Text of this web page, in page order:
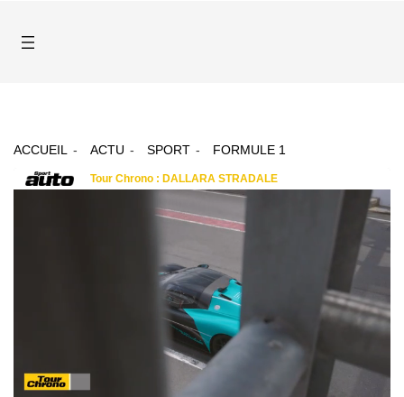
ACCUEIL ACTU SPORT FORMULE 1